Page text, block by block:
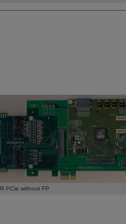
PCie without FP